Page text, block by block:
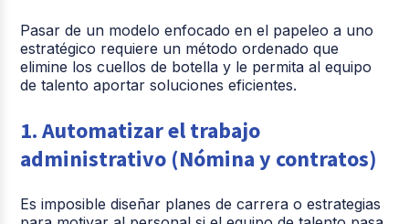
Uso de
Herramientas
trabaja con
carpetas
archivadas en
Excel guardados
Sistemas
unificados: Toda
la información
que automatiza
administrativas,
de desarrollo y/o
Pasar de un modelo enfocado en el papeleo a uno
estratégico requiere un método ordenado que
elimine los cuellos de botella y le permita al equipo
de talento aportar soluciones eficientes.
1. Automatizar el trabajo
administrativo (Nómina y contratos)
Es imposible diseñar planes de carrera o estrategias